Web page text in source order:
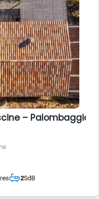
– Palombaggia,
2SdB